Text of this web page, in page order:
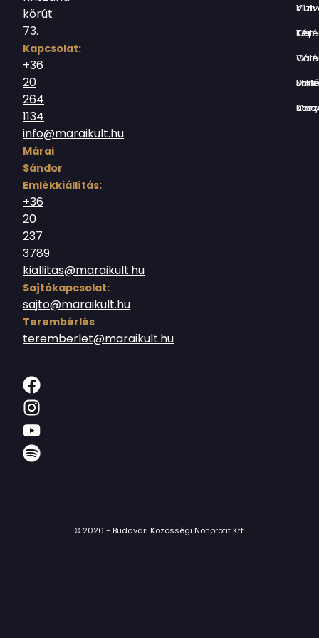
körút
73.
Kapcsolat:
+36
20
264
1134
info@maraikult.hu
Márai
Sándor
Emlékkiállítás:
+36
20
237
3789
kiallitas@maraikult.hu
Sajtókapcsolat:
sajto@maraikult.hu
Terembérlés
teremberlet@maraikult.hu
Vízivárosi Klub
Tér-Kép
Várnegyed
Borsos
Országház
© 2026 - Budavári Közösségi Nonprofit Kft.